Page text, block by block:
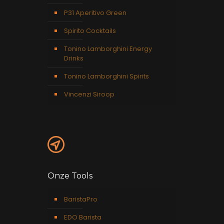
P31 Aperitivo Green
Spirito Cocktails
Tonino Lamborghini Energy
Drinks
Tonino Lamborghini Spirits
Vincenzi Siroop
Onze Tools
BaristaPro
EDO Barista